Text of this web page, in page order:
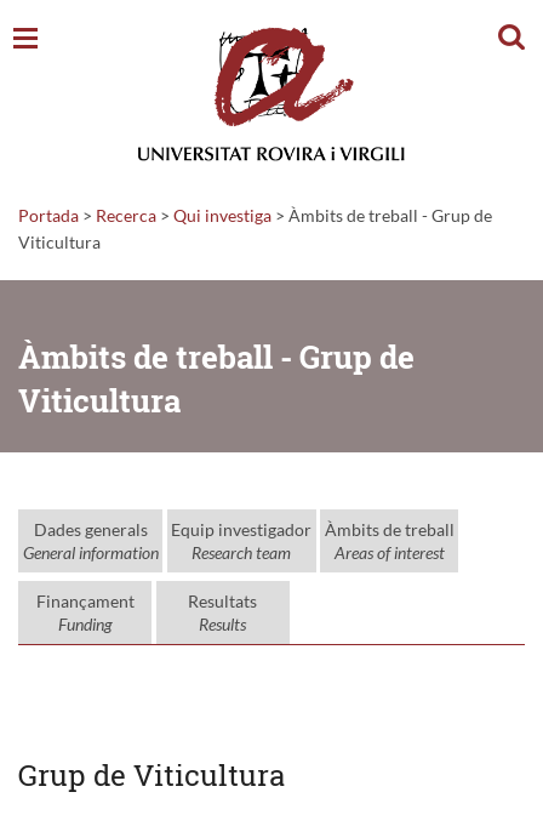
Portada > Recerca > Qui investiga > Àmbits de treball - Grup de
Viticultura
Àmbits de treball - Grup de
Viticultura
Dades generals
General information
Equip investigador
Research team
Àmbits de treball
Areas of interest
Finançament
Funding
Resultats
Results
Grup de Viticultura